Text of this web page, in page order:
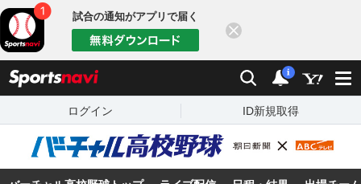
試合の通知がアプリで届く
検索 通知
i
ログイン ID新規取得